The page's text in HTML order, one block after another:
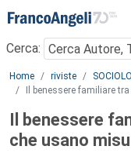
Menu
Cerca:
Main content
Home riviste
Il benessere familiare
Il benessere
che usano